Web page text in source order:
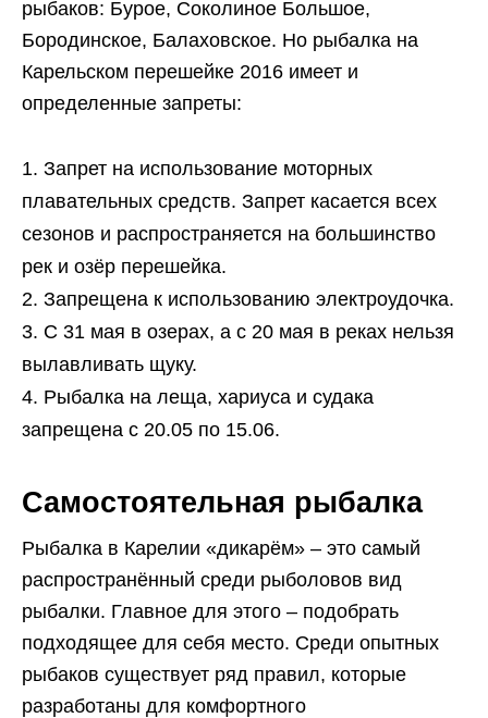
рыбаков: Бурое, Соколиное Большое,
Бородинское, Балаховское. Но рыбалка на
Карельском перешейке 2016 имеет и
определенные запреты:
Запрет на использование моторных
плавательных средств. Запрет касается всех
сезонов и распространяется на большинство
рек и озёр перешейка.
Запрещена к использованию электроудочка.
С 31 мая в озерах, а с 20 мая в реках нельзя
вылавливать щуку.
Рыбалка на леща, хариуса и судака
запрещена с 20.05 по 15.06.
Самостоятельная рыбалка
Рыбалка в Карелии «дикарём» – это самый
распространённый среди рыболовов вид
рыбалки. Главное для этого – подобрать
подходящее для себя место. Среди опытных
рыбаков существует ряд правил, которые
разработаны для комфортного